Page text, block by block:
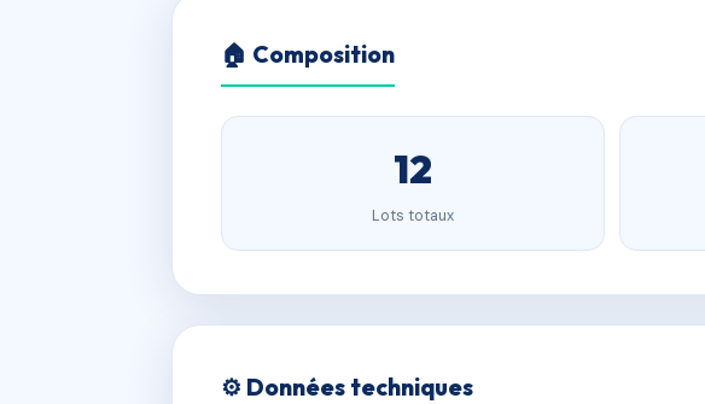
🏠 Composition
12
Lots totaux
⚙️ Données techniques